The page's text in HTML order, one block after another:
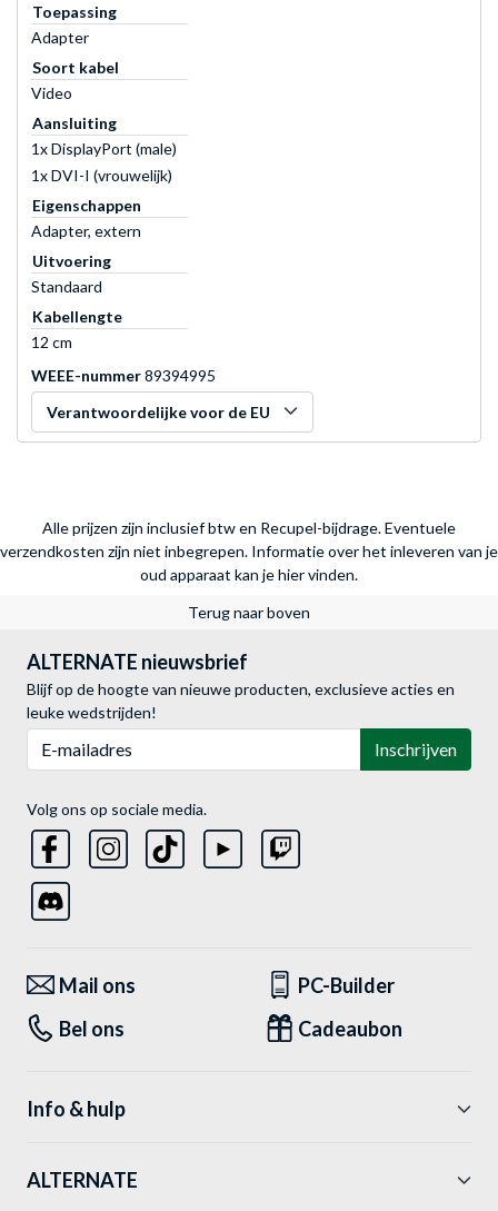
Toepassing
Adapter
Soort kabel
Video
Aansluiting
1x DisplayPort (male)
1x DVI-I (vrouwelijk)
Eigenschappen
Adapter, extern
Uitvoering
Standaard
Kabellengte
12 cm
WEEE-nummer89394995
Verantwoordelijke voor de EU
Alle prijzen zijn inclusief btw en Recupel-bijdrage. Eventuele
verzendkosten zijn niet inbegrepen. Informatie over het inleveren van je
oud apparaat kan je hier vinden.
Terug naar boven
ALTERNATE nieuwsbrief
Blijf op de hoogte van nieuwe producten, exclusieve acties en
leuke wedstrijden!
Inschrijven
Volg ons op sociale media.
Mail ons
PC-Builder
Bel ons
Cadeaubon
Info & hulp
ALTERNATE